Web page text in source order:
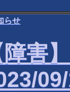
らせ
障害】